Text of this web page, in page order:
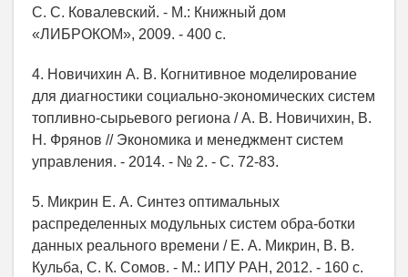
С. С. Ковалевский. - М.: Книжный дом
«ЛИБРОКОМ», 2009. - 400 с.
4. Новичихин А. В. Когнитивное моделирование
для диагностики социально-экономических систем
топливно-сырьевого региона / А. В. Новичихин, В.
Н. Фрянов // Экономика и менеджмент систем
управления. - 2014. - № 2. - С. 72-83.
5. Микрин Е. А. Синтез оптимальных
распределенных модульных систем обра-ботки
данных реального времени / Е. А. Микрин, В. В.
Кульба, С. К. Сомов. - М.: ИПУ РАН, 2012. - 160 с.